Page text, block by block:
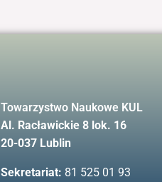
Towarzystwo Naukowe KUL
Al. Racławickie 8 lok. 16
20-037 Lublin
Sekretariat: 81 525 01 93